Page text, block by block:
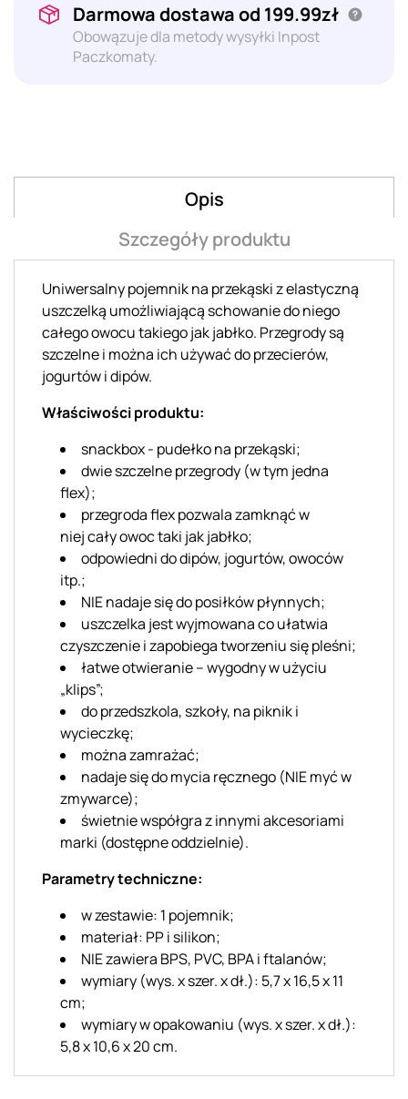
Darmowa dostawa od 199.99zł
Obowązuje dla metody wysyłki Inpost
Paczkomaty.
Opis
Szczegóły produktu
Uniwersalny pojemnik na przekąski z elastyczną
uszczelką umożliwiającą schowanie do niego
całego owocu takiego jak jabłko. Przegrody są
szczelne i można ich używać do przecierów,
jogurtów i dipów.
Właściwości produktu:
snackbox - pudełko na przekąski;
dwie szczelne przegrody (w tym jedna
flex);
przegroda flex pozwala zamknąć w
niej cały owoc taki jak jabłko;
odpowiedni do dipów, jogurtów, owoców
itp.;
NIE nadaje się do posiłków płynnych;
uszczelka jest wyjmowana co ułatwia
czyszczenie i zapobiega tworzeniu się pleśni;
łatwe otwieranie – wygodny w użyciu
„klips”;
do przedszkola, szkoły, na piknik i
wycieczkę;
można zamrażać;
nadaje się do mycia ręcznego (NIE myć w
zmywarce);
świetnie współgra z innymi akcesoriami
marki (dostępne oddzielnie).
Parametry techniczne:
w zestawie: 1 pojemnik;
materiał: PP i silikon;
NIE zawiera BPS, PVC, BPA i ftalanów;
wymiary (wys. x szer. x dł.): 5,7 x 16,5 x 11
cm;
wymiary w opakowaniu (wys. x szer. x dł.):
5,8 x 10,6 x 20 cm.